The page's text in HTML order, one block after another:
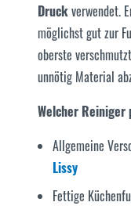
Druckverwendet.
möglichst gut zur
oberste
unnötig Material
Welcher Reiniger
Allgemeine
Lissy
Fettige